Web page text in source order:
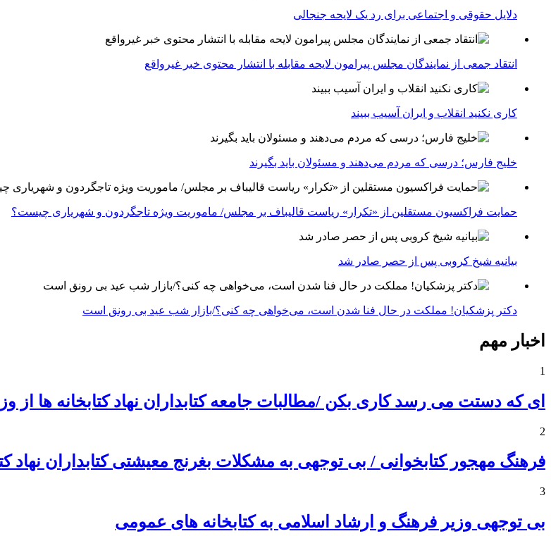
دلایل حقوقی و اجتماعی برای رد یک لایحه جنجالی
انتقاد جمعی از نمایندگان مجلس پیرامون لایحه مقابله با انتشار محتوی خبر غیرواقع
کاری نکنید انقلاب و ایران آسیب ببیند
خلیج فارس؛ درسی که مردم می‌دهند و مسئولان باید بگیرند
حمایت فراکسیون مستقلین از «تکرار» ریاست قالیباف بر مجلس/ ماموریت ویژه تاجگردون و شهریاری چیست؟
بیانیه شیخ کروبی پس از حصر صادر شد
دکتر پزشکیان! مملکت در حال فنا شدن است، می‌خواهی چه کنی؟/بازار شب عید بی رونق است
اخبار مهم
1
ای که دستت می رسد کاری بکن /مطالبات جامعه کتابداران نهاد کتابخانه ها از
2
فرهنگ مهجور کتابخوانی / بی توجهی به مشکلات بغرنج معیشتی کتابداران نهاد
3
بی توجهی وزیر فرهنگ و ارشاد اسلامی به کتابخانه های عمومی